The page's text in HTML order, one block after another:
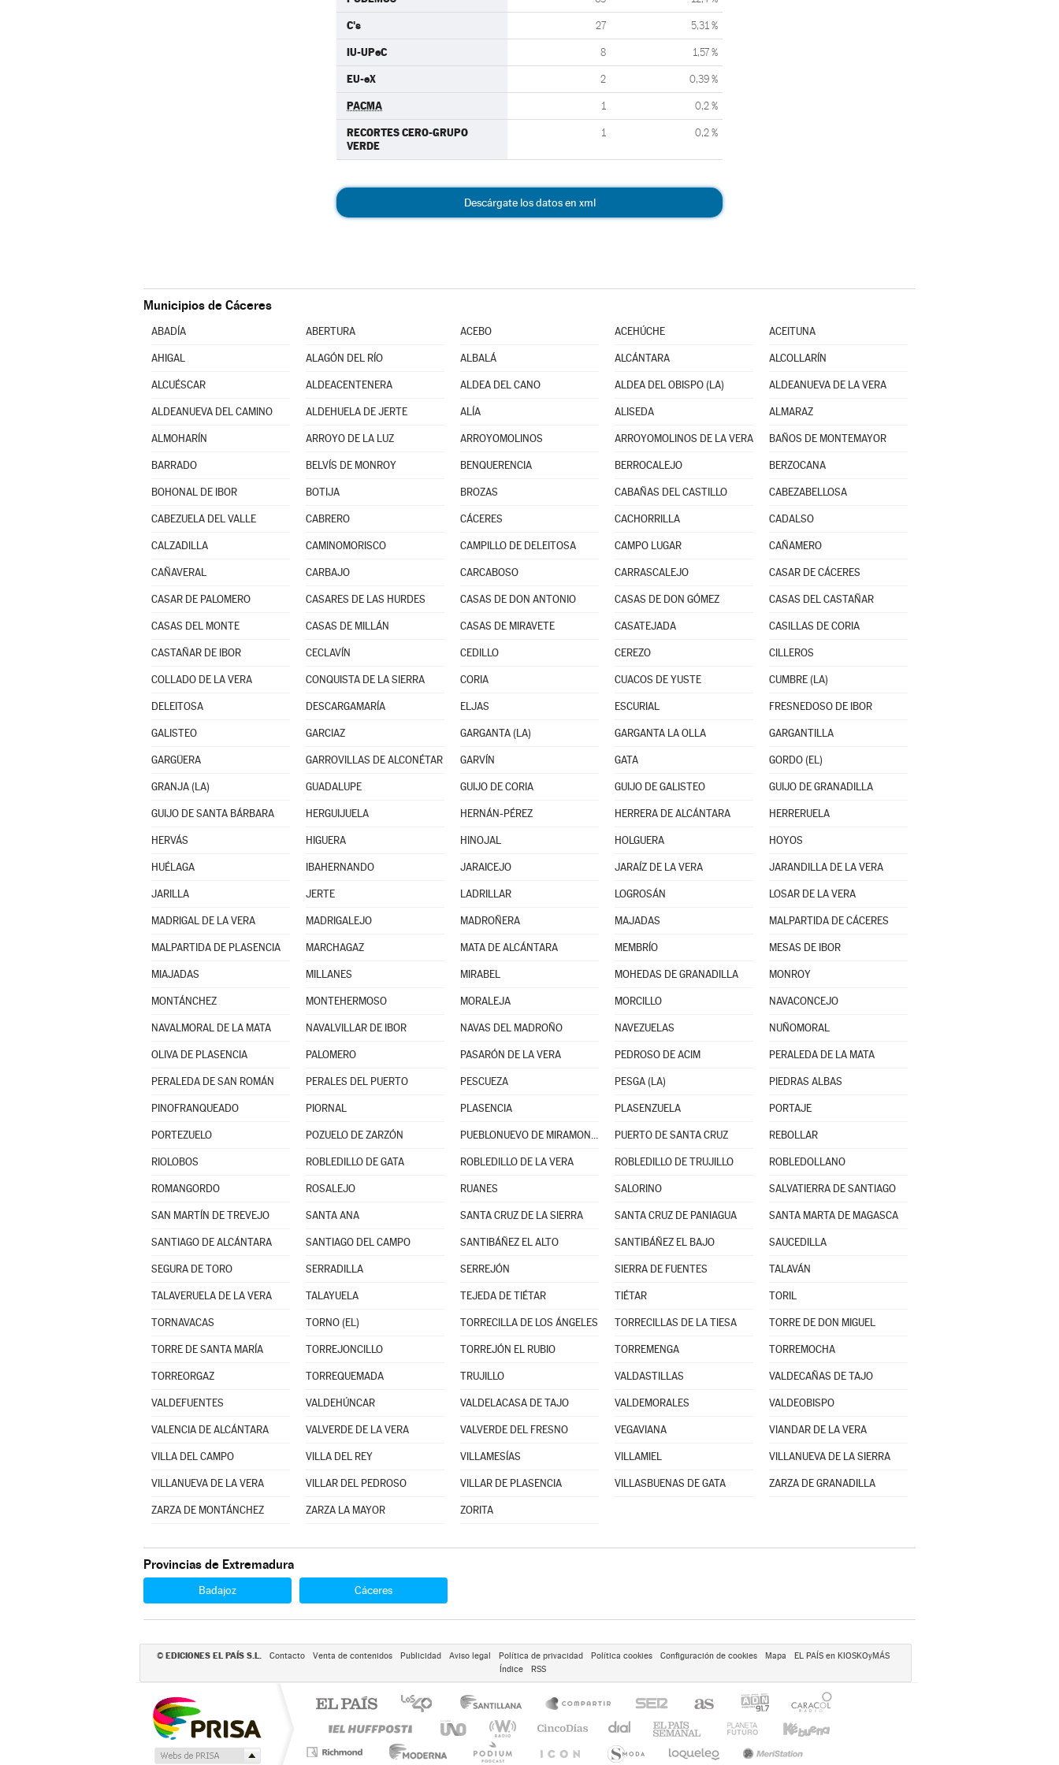
C's 27 5,31 %
IU-UPeC 8 1,57 %
EU-eX 2 0,39 %
PACMA 1 0,2 %
RECORTES CERO-GRUPO
VERDE
1 0,2 %
Descárgate los datos en xml
Municipios de Cáceres
ABADÍA ABERTURA ACEBO ACEHÚCHE ACEITUNA
AHIGAL ALAGÓN DEL RÍO ALBALÁ ALCÁNTARA ALCOLLARÍN
ALCUÉSCAR ALDEACENTENERA ALDEA DEL CANO ALDEA DEL OBISPO (LA) ALDEANUEVA DE LA VERA
ALDEANUEVA DEL CAMINO ALDEHUELA DE JERTE ALÍA ALISEDA ALMARAZ
ALMOHARÍN ARROYO DE LA LUZ ARROYOMOLINOS ARROYOMOLINOS DE LA VERA BAÑOS DE MONTEMAYOR
BARRADO BELVÍS DE MONROY BENQUERENCIA BERROCALEJO BERZOCANA
BOHONAL DE IBOR BOTIJA BROZAS CABAÑAS DEL CASTILLO CABEZABELLOSA
CABEZUELA DEL VALLE CABRERO CÁCERES CACHORRILLA CADALSO
CALZADILLA CAMINOMORISCO CAMPILLO DE DELEITOSA CAMPO LUGAR CAÑAMERO
CAÑAVERAL CARBAJO CARCABOSO CARRASCALEJO CASAR DE CÁCERES
CASAR DE PALOMERO CASARES DE LAS HURDES CASAS DE DON ANTONIO CASAS DE DON GÓMEZ CASAS DEL CASTAÑAR
CASAS DEL MONTE CASAS DE MILLÁN CASAS DE MIRAVETE CASATEJADA CASILLAS DE CORIA
CASTAÑAR DE IBOR CECLAVÍN CEDILLO CEREZO CILLEROS
COLLADO DE LA VERA CONQUISTA DE LA SIERRA CORIA CUACOS DE YUSTE CUMBRE (LA)
DELEITOSA DESCARGAMARÍA ELJAS ESCURIAL FRESNEDOSO DE IBOR
GALISTEO GARCIAZ GARGANTA (LA) GARGANTA LA OLLA GARGANTILLA
GARGÜERA GARROVILLAS DE ALCONÉTAR GARVÍN GATA GORDO (EL)
GRANJA (LA) GUADALUPE GUIJO DE CORIA GUIJO DE GALISTEO GUIJO DE GRANADILLA
GUIJO DE SANTA BÁRBARA HERGUIJUELA HERNÁN-PÉREZ HERRERA DE ALCÁNTARA HERRERUELA
HERVÁS HIGUERA HINOJAL HOLGUERA HOYOS
HUÉLAGA IBAHERNANDO JARAICEJO JARAÍZ DE LA VERA JARANDILLA DE LA VERA
JARILLA JERTE LADRILLAR LOGROSÁN LOSAR DE LA VERA
MADRIGAL DE LA VERA MADRIGALEJO MADROÑERA MAJADAS MALPARTIDA DE CÁCERES
MALPARTIDA DE PLASENCIA MARCHAGAZ MATA DE ALCÁNTARA MEMBRÍO MESAS DE IBOR
MIAJADAS MILLANES MIRABEL MOHEDAS DE GRANADILLA MONROY
MONTÁNCHEZ MONTEHERMOSO MORALEJA MORCILLO NAVACONCEJO
NAVALMORAL DE LA MATA NAVALVILLAR DE IBOR NAVAS DEL MADROÑO NAVEZUELAS NUÑOMORAL
OLIVA DE PLASENCIA PALOMERO PASARÓN DE LA VERA PEDROSO DE ACIM PERALEDA DE LA MATA
PERALEDA DE SAN ROMÁN PERALES DEL PUERTO PESCUEZA PESGA (LA) PIEDRAS ALBAS
PINOFRANQUEADO PIORNAL PLASENCIA PLASENZUELA PORTAJE
PORTEZUELO POZUELO DE ZARZÓN PUEBLONUEVO DE MIRAMONTES PUERTO DE SANTA CRUZ REBOLLAR
RIOLOBOS ROBLEDILLO DE GATA ROBLEDILLO DE LA VERA ROBLEDILLO DE TRUJILLO ROBLEDOLLANO
ROMANGORDO ROSALEJO RUANES SALORINO SALVATIERRA DE SANTIAGO
SAN MARTÍN DE TREVEJO SANTA ANA SANTA CRUZ DE LA SIERRA SANTA CRUZ DE PANIAGUA SANTA MARTA DE MAGASCA
SANTIAGO DE ALCÁNTARA SANTIAGO DEL CAMPO SANTIBÁÑEZ EL ALTO SANTIBÁÑEZ EL BAJO SAUCEDILLA
SEGURA DE TORO SERRADILLA SERREJÓN SIERRA DE FUENTES TALAVÁN
TALAVERUELA DE LA VERA TALAYUELA TEJEDA DE TIÉTAR TIÉTAR TORIL
TORNAVACAS TORNO (EL) TORRECILLA DE LOS ÁNGELES TORRECILLAS DE LA TIESA TORRE DE DON MIGUEL
TORRE DE SANTA MARÍA TORREJONCILLO TORREJÓN EL RUBIO TORREMENGA TORREMOCHA
TORREORGAZ TORREQUEMADA TRUJILLO VALDASTILLAS VALDECAÑAS DE TAJO
VALDEFUENTES VALDEHÚNCAR VALDELACASA DE TAJO VALDEMORALES VALDEOBISPO
VALENCIA DE ALCÁNTARA VALVERDE DE LA VERA VALVERDE DEL FRESNO VEGAVIANA VIANDAR DE LA VERA
VILLA DEL CAMPO VILLA DEL REY VILLAMESÍAS VILLAMIEL VILLANUEVA DE LA SIERRA
VILLANUEVA DE LA VERA VILLAR DEL PEDROSO VILLAR DE PLASENCIA VILLASBUENAS DE GATA ZARZA DE GRANADILLA
ZARZA DE MONTÁNCHEZ ZARZA LA MAYOR ZORITA
Provincias de Extremadura
Badajoz Cáceres
© EDICIONES EL PAÍS S.L. Contacto Venta de contenidos Publicidad Aviso legal Política de privacidad Política cookies Configuración de cookies Mapa
EL PAÍS en KIOSKOyMÁS
Índice
RSS